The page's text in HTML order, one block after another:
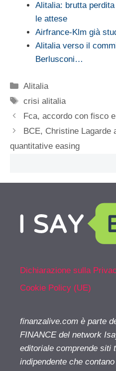
Alitalia: brutta
le attese
Airfrance-Klm già
Alitalia verso il
Berlusconi…
Categorie
Alitalia
Tag
crisi alitalia
Fca, accordo con fisco
BCE, Christine Lagarde
quantitative easing
Dichiarazione sulla
Cookie Policy (UE)
finanzalive.com è parte
FINANCE del network
editoriale comprende siti
indipendente che